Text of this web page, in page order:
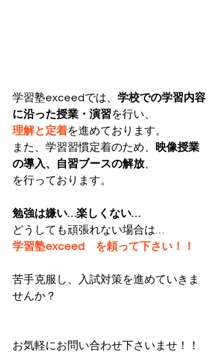
学習塾exceedでは、 学校での学習内容
に沿った授業・演習を行い、
理解と定着を進めております。
また、学習習慣定着のため、
映像授業
の導入、自習ブースの解放
を行っております。
勉強は嫌い…楽しくない…
どうしても頑張れない場合は…
学習塾exceed　を頼って下さい！！
苦手克服し、入試対策を進めていきま
せんか？
お気軽にお問い合わせ下さいませ！！